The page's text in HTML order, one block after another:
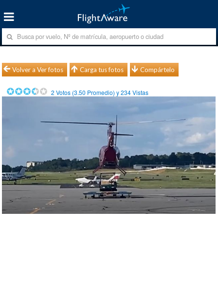
Volver a Ver fotos Carga tus fotos Compártelo
2 Votos (3.50 Promedio) y234Vistas